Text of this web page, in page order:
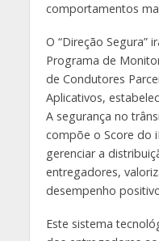
comportamentos
O “Direção Segura”
Programa de
de Condutores
Aplicativos,
A segurança no
compõe o Score do
gerenciar a
entregadores,
desempenho
Este sistema